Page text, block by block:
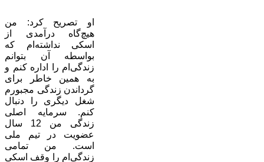
او تصریح کرد: من
هیچ‌گاه درآمدی از
اسکی نداشته‌ام که
بواسطه آن بتوانم
زندگی‌ام را اداره کنم و
به همین خاطر برای
گرداندن زندگی مجبورم
شغل دیگری را دنبال
کنم. سرمایه اصلی
زندگی من 12 سال
عضویت در تیم ملی
است. من تمامی
زندگی‌ام را وقف اسکی